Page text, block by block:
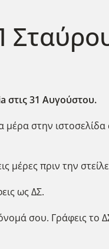
στις 31 Αυγούστου.
μέρα στην
μέρες πριν την
ως ΔΣ.
σου. Γράφεις